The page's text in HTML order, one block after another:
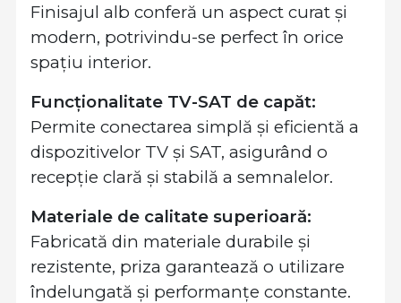
Finisajul alb conferă un aspect curat și
modern, potrivindu-se perfect în orice
spațiu interior.
Funcționalitate TV-SAT de capăt:
Permite conectarea simplă și eficientă a
dispozitivelor TV și SAT, asigurând o
recepție clară și stabilă a semnalelor.
Materiale de calitate superioară:
Fabricată din materiale durabile și
rezistente, priza garantează o utilizare
îndelungată și performanțe constante.